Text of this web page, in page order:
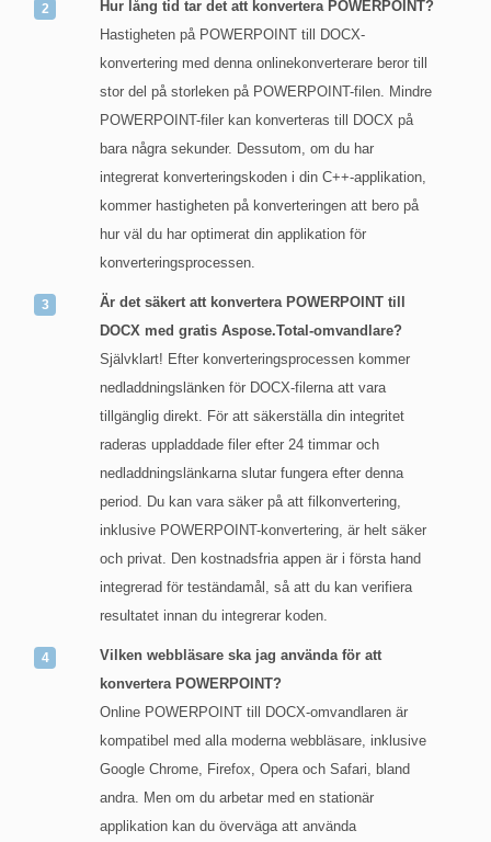
Hur lång tid tar det att konvertera POWERPOINT?
Hastigheten på POWERPOINT till DOCX-
konvertering med denna onlinekonverterare beror till
stor del på storleken på POWERPOINT-filen. Mindre
POWERPOINT-filer kan konverteras till DOCX på
bara några sekunder. Dessutom, om du har
integrerat konverteringskoden i din C++-applikation,
kommer hastigheten på konverteringen att bero på
hur väl du har optimerat din applikation för
konverteringsprocessen.
Är det säkert att konvertera POWERPOINT till
DOCX med gratis Aspose.Total-omvandlare?
Självklart! Efter konverteringsprocessen kommer
nedladdningslänken för DOCX-filerna att vara
tillgänglig direkt. För att säkerställa din integritet
raderas uppladdade filer efter 24 timmar och
nedladdningslänkarna slutar fungera efter denna
period. Du kan vara säker på att filkonvertering,
inklusive POWERPOINT-konvertering, är helt säker
och privat. Den kostnadsfria appen är i första hand
integrerad för teständamål, så att du kan verifiera
resultatet innan du integrerar koden.
Vilken webbläsare ska jag använda för att
konvertera POWERPOINT?
Online POWERPOINT till DOCX-omvandlaren är
kompatibel med alla moderna webbläsare, inklusive
Google Chrome, Firefox, Opera och Safari, bland
andra. Men om du arbetar med en stationär
applikation kan du överväga att använda